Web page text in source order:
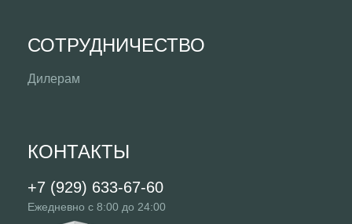
СОТРУДНИЧЕСТВО
Дилерам
КОНТАКТЫ
+7 (929) 633-67-60
Ежедневно с 8:00 до 24:00